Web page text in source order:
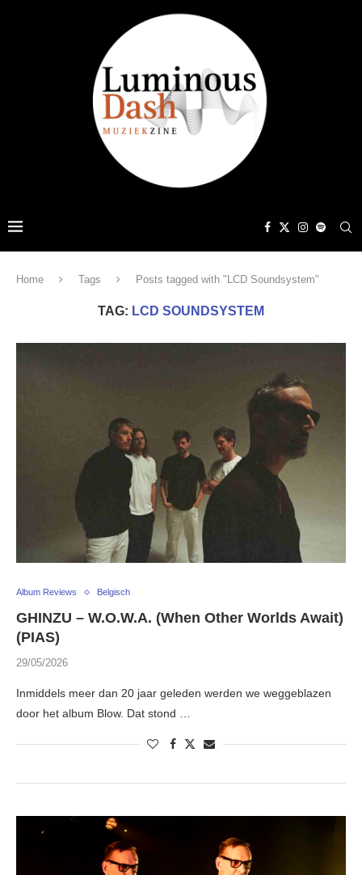
Home Tags Posts tagged with "LCD Soundsystem"
TAG: LCD SOUNDSYSTEM
Album Reviews Belgisch
GHINZU – W.O.W.A. (When Other Worlds Await)
(PIAS)
29/05/2026
Inmiddels meer dan 20 jaar geleden werden we weggeblazen
door het album Blow. Dat stond …